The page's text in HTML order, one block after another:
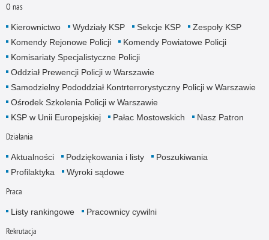
O nas
Kierownictwo Wydziały KSP Sekcje KSP
Zespoły KSP
Komendy Rejonowe Policji
Komendy Powiatowe Policji
Komisariaty Specjalistyczne Policji
Oddział Prewencji Policji w Warszawie
Samodzielny Pododdział Kontrterrorystyczny Policji w Warszawie
Ośrodek Szkolenia Policji w Warszawie
KSP w Unii Europejskiej
Pałac Mostowskich Nasz Patron
Działania
Aktualności Podziękowania i listy
Poszukiwania
Profilaktyka
Wyroki sądowe
Praca
Listy rankingowe Pracownicy cywilni
Rekrutacja